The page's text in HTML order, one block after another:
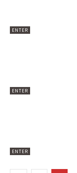
ENTER
ENTER
ENTER